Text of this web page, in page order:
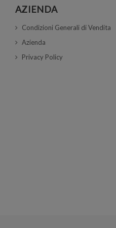
AZIENDA
Condizioni Generali di Vendita
Azienda
Privacy Policy